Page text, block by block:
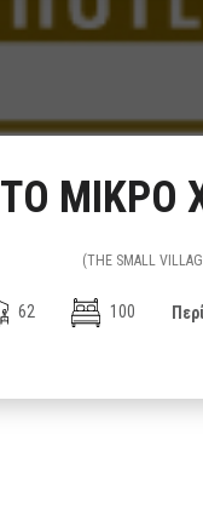
ΤΟ ΜΙΚΡΟ
(THE SMALL
62
100